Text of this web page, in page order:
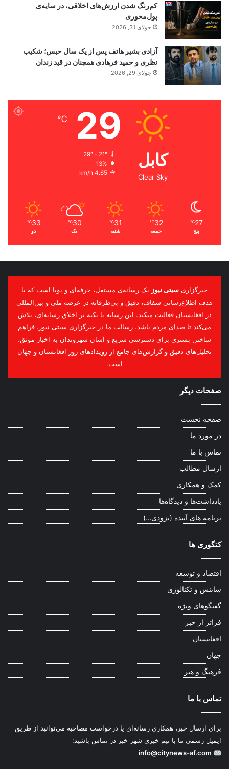
کم‌رنگ شدن ارزش‌های اخلاقی، در سایه‌ی
پول‌محوری
جولای 31, 2026
آزادی بشیر هاتف پس از یک سال حبس؛ شکیب
نظری و حمید فرهادی همچنان در قید زندان
جولای 29, 2026
کابل
Clear Sky
29
℃
29º - 21º
13%
4.65 km/h
27
℃
پنج
32
℃
جمعه
31
℃
شنبه
30
℃
یک
33
℃
دو
خبرگزاری سیتی نیوز یک رسانه‌ی مستقل، حرفه‌ای و پویا است که با
هدف اطلاع‌رسانی شفاف، دقیق و بی‌طرفانه در عرصه ملی و بین‌المللی
در افغانستان فعالیت میکند. این رسانه با تکیه بر اخلاق رسانه‌ای، تلاش
می‌کند تا صدای مردم باشد. رسالت ما در خبرگزاری سیتی نیوز، فراهم
ساختن بستری برای دسترسی سریع و آسان شهروندان به اخبار موثق،
تحلیل‌های دقیق و گزارش‌های جامع از رویدادهای روز افغانستان و جهان
است.
صفحات دیگر
صفحه نخست
در مورد ما
تماس با ما
ارسال مطالب
کمک و همکاری
یادداشت‌ها و دیدگاه‌ها
برنامه های آینده (بزودی…)
کتگوری ها
اقتصاد و توسعه
ساینس و تکنالوژی
گفتگوهای ویژه
فراتر از خبر
افغانستان
جهان
فرهنگ و هنر
تماس با ما
برای ارسال خبر، همکاری رسانه‌ای یا درخواست مصاحبه می‌توانید از طریق
ایمیل رسمی ما با تیم خبری شهر خبر در تماس باشید:
info@citynews-af.com